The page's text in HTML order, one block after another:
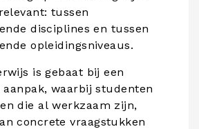
tussen
disciplines en tussen
opleidingsniveaus.
is gebaat bij een
waarbij studenten
die al werkzaam zijn,
concrete vraagstukken